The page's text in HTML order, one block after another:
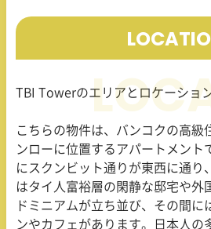
TBI Towerのエリアとロケーショ
こちらの物件は、バンコクの高級
ンローに位置するアパートメント
にスクンビット通りが東西に通り
はタイ人富裕層の閑静な邸宅や外
ドミニアムが立ち並び、その間に
ンやカフェがあります。日本人の